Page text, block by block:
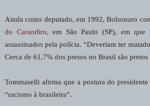
Ainda como deputado, em 1992, Bolsonaro
do Carandiru, em São Paulo (SP), em que
assassinados pela polícia. “Deveriam ter
Cerca de 61,7% dos presos no Brasil são pretos
Tommaselli afirma que a postura do
“racismo à brasileira”.